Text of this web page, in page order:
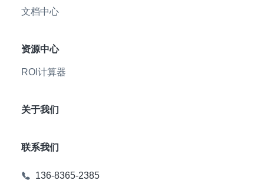
文档中心
资源中心
ROI计算器
关于我们
联系我们
136-8365-2385